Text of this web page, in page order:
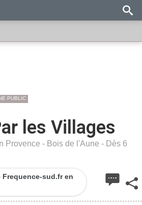
PUBLIC
les Villages
Provence - Bois de l'Aune - Dès 6
sud.fr en